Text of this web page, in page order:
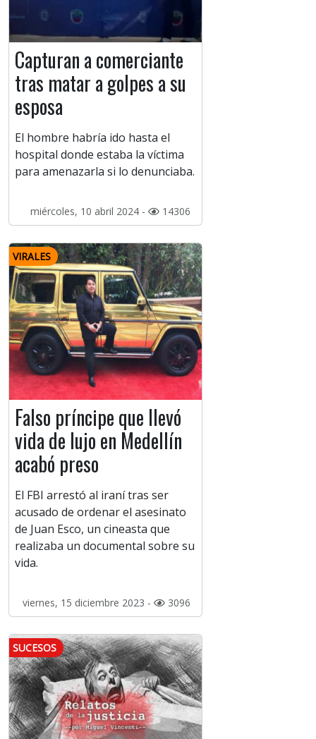
Capturan a comerciante
tras matar a golpes a su
esposa
El hombre habría ido hasta el
hospital donde estaba la víctima
para amenazarla si lo denunciaba.
miércoles, 10 abril 2024 - 14306
VIRALES
Falso príncipe que llevó
vida de lujo en Medellín
acabó preso
El FBI arrestó al iraní tras ser
acusado de ordenar el asesinato
de Juan Esco, un cineasta que
realizaba un documental sobre su
vida.
viernes, 15 diciembre 2023 - 3096
SUCESOS